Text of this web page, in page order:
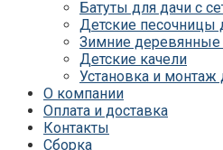
Детские
Детские
Детские
Детские
Детские
Детские
Детские
Батуты для дачи с
Детские песочницы
Зимние деревянные
Детские качели
Установка и монтаж
О компании
Оплата и доставка
Контакты
Сборка